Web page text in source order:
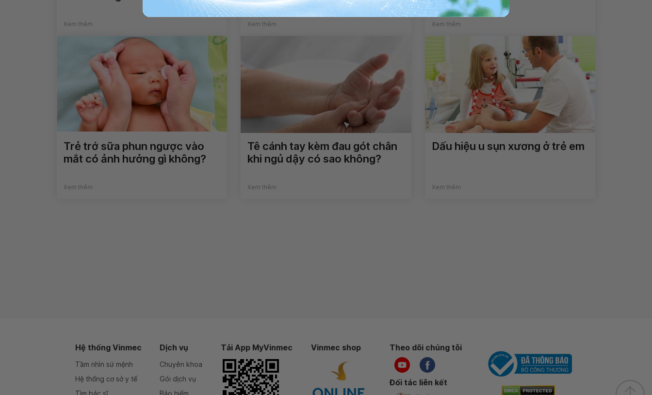
Xem thêm Xem thêm Xem thêm
Trẻ trớ sữa phun ngược vào
mắt có ảnh hưởng gì không?
Xem thêm
Tê cánh tay kèm đau gót chân
khi ngủ dậy có sao không?
Xem thêm
Dấu hiệu u sụn xương ở trẻ em
Xem thêm
Hệ thống Vinmec
Tầm nhìn sứ mệnh
Hệ thống cơ sở y tế
Tìm bác sĩ
Dịch vụ
Chuyên khoa
Gói dịch vụ
Bảo hiểm
Tải App MyVinmec Vinmec shop Theo dõi chúng tôi
Đối tác liên kết